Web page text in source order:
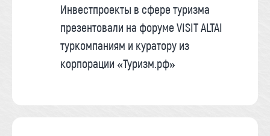
Инвестпроекты в сфере туризма
презентовали на форуме VISIT ALTAI
туркомпаниям и куратору из
корпорации «Туризм.рф»